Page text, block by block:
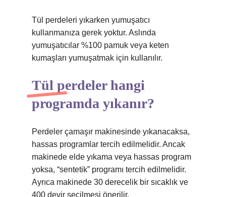
Tül perdeleri yıkarken yumuşatıcı
kullanmanıza gerek yoktur. Aslında
yumuşatıcılar %100 pamuk veya keten
kumaşları yumuşatmak için kullanılır.
Tül perdeler hangi
programda yıkanır?
Perdeler çamaşır makinesinde yıkanacaksa,
hassas programlar tercih edilmelidir. Ancak
makinede elde yıkama veya hassas program
yoksa, “sentetik” programı tercih edilmelidir.
Ayrıca makinede 30 derecelik bir sıcaklık ve
400 devir seçilmesi önerilir.